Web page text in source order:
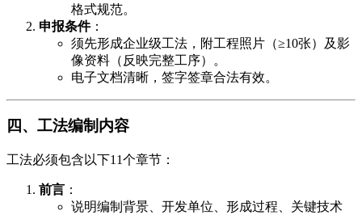
格式规范。
​申报条件​​：
须先形成企业级工法，附工程照片（≥10张）及影
像资料（反映完整工序）。
电子文档清晰，签字签章合法有效。
​四、工法编制内容​
工法必须包含以下11个章节：
​前言​ ​：
说明编制背景、开发单位、形成过程、关键技术